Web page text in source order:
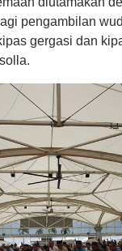
pengambilan
gergasi dan